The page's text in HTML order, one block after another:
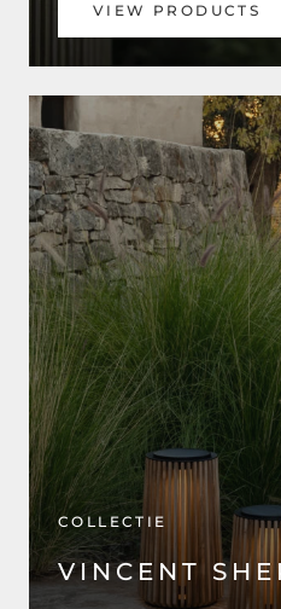
VIEW PRODUCTS
COLLECTIE
VINCENT